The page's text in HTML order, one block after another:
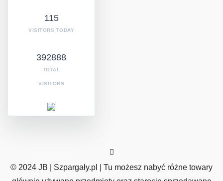
115
VISITORS TODAY
392888
TOTAL
VISITORS
© 2024 JB | Szpargały.pl | Tu możesz nabyć różne towary